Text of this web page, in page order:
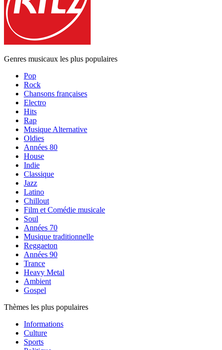
Genres musicaux les plus populaires
Pop
Rock
Chansons françaises
Electro
Hits
Rap
Musique Alternative
Oldies
Années 80
House
Indie
Classique
Jazz
Latino
Chillout
Film et Comédie musicale
Soul
Années 70
Musique traditionnelle
Reggaeton
Années 90
Trance
Heavy Metal
Ambient
Gospel
Thèmes les plus populaires
Informations
Culture
Sports